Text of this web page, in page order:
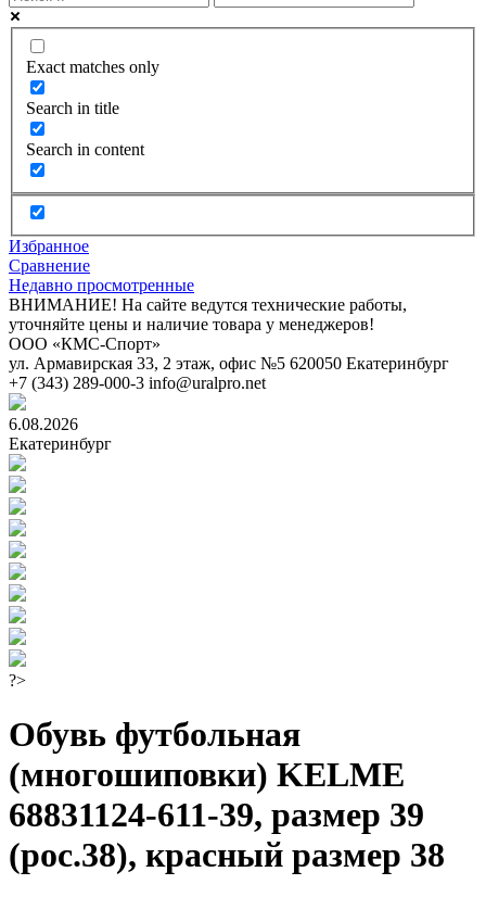
Exact matches only
Search in title
Search in content
Избранное
Сравнение
Недавно просмотренные
ВНИМАНИЕ! На сайте ведутся технические работы,
уточняйте цены и наличие товара у менеджеров!
ООО «КМС-Спорт»
ул. Армавирская 33, 2 этаж, офис №5 620050 Екатеринбург
+7 (343) 289-000-3 info@uralpro.net
6.08.2026
Екатеринбург
?>
Обувь футбольная
(многошиповки) KELME
68831124-611-39, размер 39
(рос.38), красный размер 38